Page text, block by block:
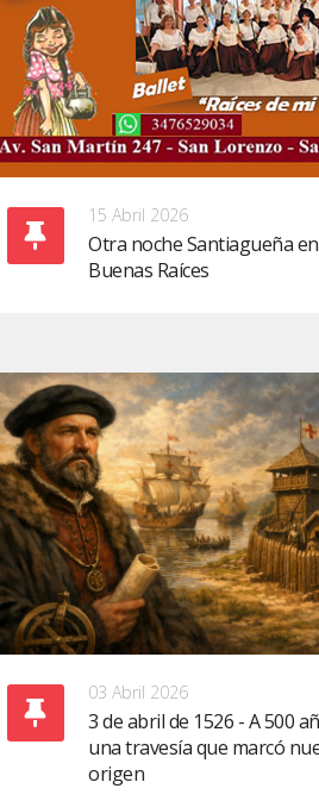
15 Abril 2026
Otra noche Santiagueña en
Buenas Raíces
03 Abril 2026
3 de abril de 1526 - A 500
una travesía que marcó
origen